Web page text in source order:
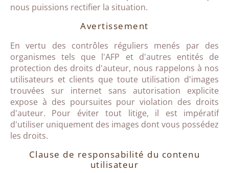
nous puissions rectifier la situation.
Avertissement
En vertu des contrôles réguliers menés par des
organismes tels que l'AFP et d'autres entités de
protection des droits d'auteur, nous rappelons à nos
utilisateurs et clients que toute utilisation d'images
trouvées sur internet sans autorisation explicite
expose à des poursuites pour violation des droits
d'auteur. Pour éviter tout litige, il est impératif
d'utiliser uniquement des images dont vous possédez
les droits.
Clause de responsabilité du contenu
utilisateur